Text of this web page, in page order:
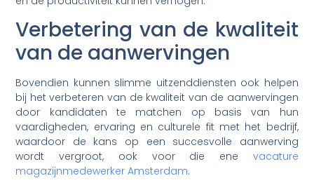
Verbetering van de kwaliteit
van de aanwervingen
Bovendien kunnen slimme uitzenddiensten ook helpen
bij het verbeteren van de kwaliteit van de aanwervingen
door kandidaten te matchen op basis van hun
vaardigheden, ervaring en culturele fit met het bedrijf,
waardoor de kans op een succesvolle aanwerving
wordt vergroot, ook voor die ene vacature
magazijnmedewerker Amsterdam.